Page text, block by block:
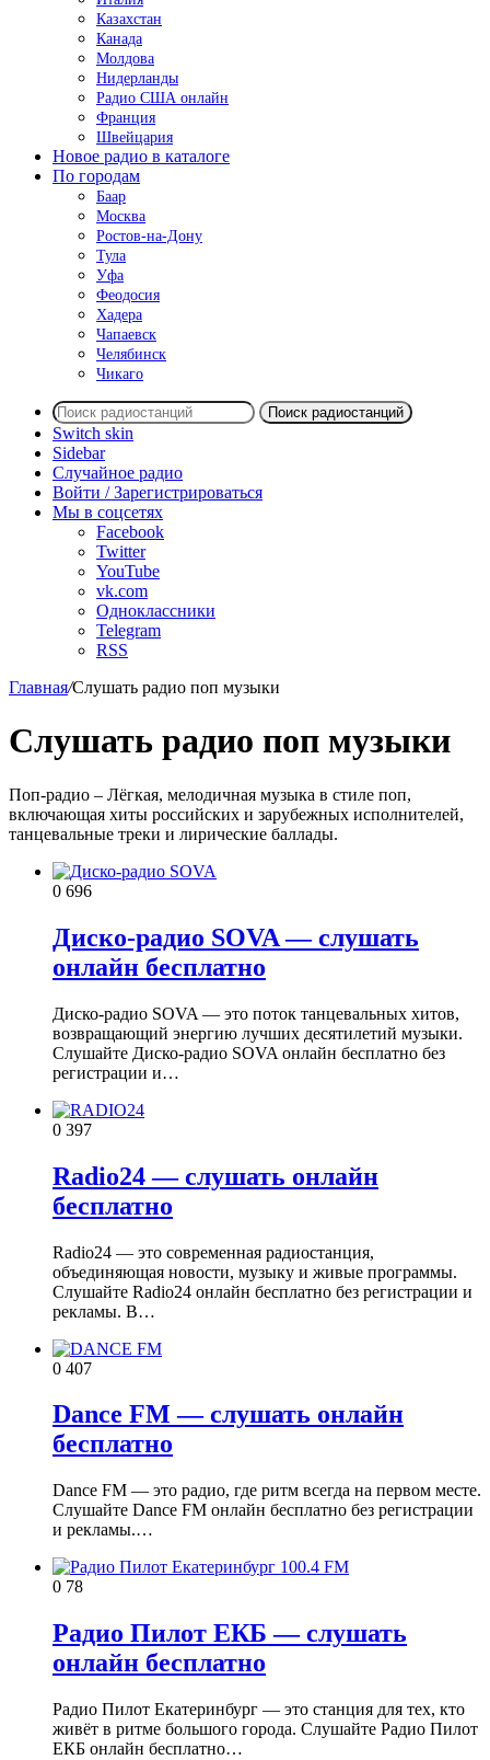
Казахстан
Канада
Молдова
Нидерланды
Радио США онлайн
Франция
Швейцария
Новое радио в каталоге
По городам
Баар
Москва
Ростов-на-Дону
Тула
Уфа
Феодосия
Хадера
Чапаевск
Челябинск
Чикаго
Поиск радиостанций
Switch skin
Sidebar
Случайное радио
Войти / Зарегистрироваться
Мы в соцсетях
Facebook
Twitter
YouTube
vk.com
Одноклассники
Telegram
RSS
Главная/Слушать радио поп музыки
Слушать радио поп музыки
Поп-радио – Лёгкая, мелодичная музыка в стиле поп,
включающая хиты российских и зарубежных исполнителей,
танцевальные треки и лирические баллады.
0 696
Диско-радио SOVA — слушать
онлайн бесплатно
Диско-радио SOVA — это поток танцевальных хитов,
возвращающий энергию лучших десятилетий музыки.
Слушайте Диско-радио SOVA онлайн бесплатно без
регистрации и…
0 397
Radio24 — слушать онлайн
бесплатно
Radio24 — это современная радиостанция,
объединяющая новости, музыку и живые программы.
Слушайте Radio24 онлайн бесплатно без регистрации и
рекламы. В…
0 407
Dance FM — слушать онлайн
бесплатно
Dance FM — это радио, где ритм всегда на первом месте.
Слушайте Dance FM онлайн бесплатно без регистрации
и рекламы.…
0 78
Радио Пилот ЕКБ — слушать
онлайн бесплатно
Радио Пилот Екатеринбург — это станция для тех, кто
живёт в ритме большого города. Слушайте Радио Пилот
ЕКБ онлайн бесплатно…